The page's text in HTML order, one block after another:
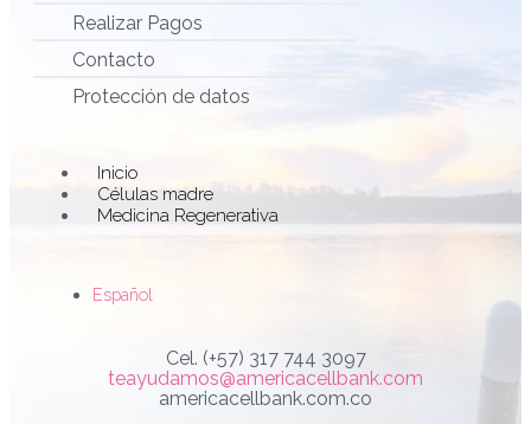
Realizar Pagos
Contacto
Protección de datos
Menu
Inicio
Células madre
Medicina Regenerativa
Español
Cel. (+57) 317 744 3097
teayudamos@americacellbank.com
americacellbank.com.co